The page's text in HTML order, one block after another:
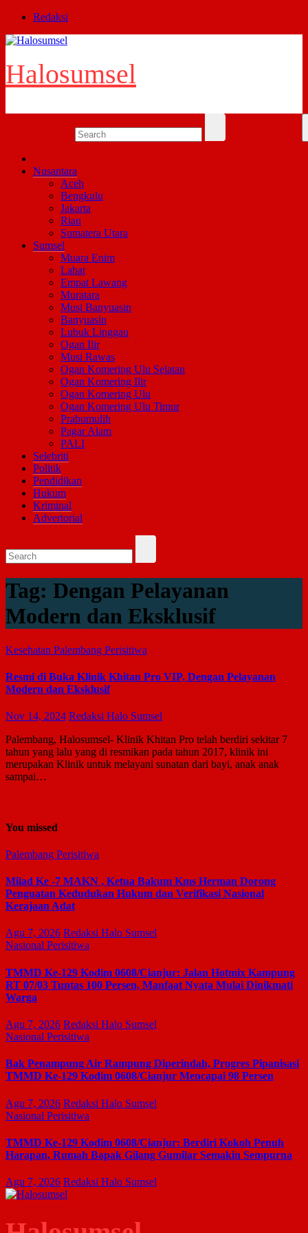
Skip
content
Redaksi
Halosumsel
Nusantara
Aceh
Bengkulu
Jakarta
Riau
Sumatera Utara
Sumsel
Muara Enim
Lahat
Empat Lawang
Muratara
Musi Banyuasin
Banyuasin
Lubuk Linggau
Ogan Ilir
Musi Rawas
Ogan Komering Ulu Selatan
Ogan Komering Ilir
Ogan Komering Ulu
Ogan Komering Ulu Timur
Prabumulih
Pagar Alam
PALI
Selebriti
Politik
Pendidikan
Hukum
Kriminal
Advertorial
Tag: Dengan Pelayanan
Modern dan Eksklusif
Kesehatan Palembang Perisitiwa
Resmi di Buka Klinik Khitan Pro VIP, Dengan Pelayanan
Modern dan Eksklusif
Nov 14, 2024 Redaksi Halo Sumsel
Palembang, Halosumsel- Klinik Khitan Pro telah berdiri sekitar 7
tahun yang lalu yang di resmikan pada tahun 2017, klinik ini
merupakan Klinik untuk melayani sunatan dari bayi, anak anak
sampai…
You missed
Palembang Perisitiwa
Milad Ke -7 MAKN , Ketua Bakum Kms Herman Dorong
Penguatan Kedudukan Hukum dan Verifikasi Nasional
Kerajaan Adat
Agu 7, 2026 Redaksi Halo Sumsel
Nasional Perisitiwa
TMMD Ke-129 Kodim 0608/Cianjur: Jalan Hotmix Kampung
RT 07/03 Tuntas 100 Persen, Manfaat Nyata Mulai Dinikmati
Warga
Agu 7, 2026 Redaksi Halo Sumsel
Nasional Perisitiwa
Bak Penampung Air Rampung Diperindah, Progres Pipanisasi
TMMD Ke-129 Kodim 0608/Cianjur Mencapai 98 Persen
Agu 7, 2026 Redaksi Halo Sumsel
Nasional Perisitiwa
TMMD Ke-129 Kodim 0608/Cianjur: Berdiri Kokoh Penuh
Harapan, Rumah Bapak Gilang Gumilar Semakin Sempurna
Agu 7, 2026 Redaksi Halo Sumsel